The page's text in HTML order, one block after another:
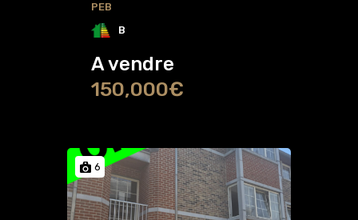
PEB
B
A vendre
150,000€
6